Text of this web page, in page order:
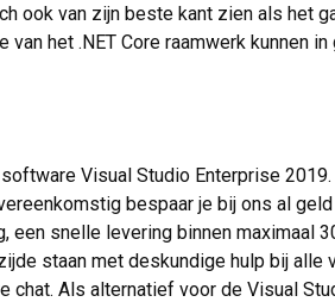
ook van zijn beste kant zien als het
het .NET Core raamwerk kunnen
Visual Studio Enterprise
bespaar je bij ons al
snelle levering binnen maximaal
staan met deskundige hulp bij alle
Als alternatief voor de Visual